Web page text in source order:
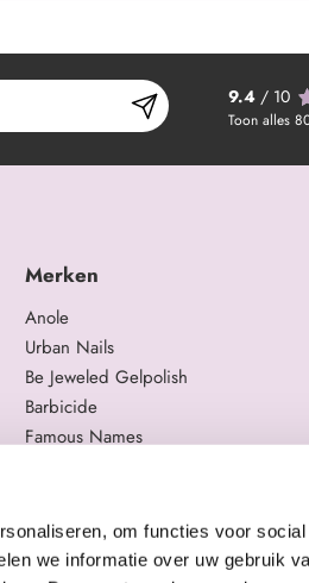
om functies voor
we informatie over uw gebruik
9.4/ 10
Toon alles
Merken
Anole
Urban Nails
Be Jeweled Gelpolish
Barbicide
Famous Names
Staleks Pro